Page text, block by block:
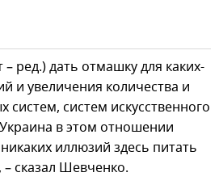
ред.) дать отмашку для каких-
и увеличения количества и
систем, систем искусственного
в этом отношении
иллюзий здесь питать
сказал Шевченко.